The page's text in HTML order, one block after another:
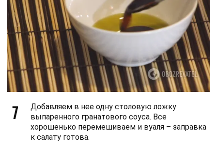
7
Добавляем в нее одну столовую ложку
выпаренного гранатового соуса. Все
хорошенько перемешиваем и вуаля – заправка
к салату готова.